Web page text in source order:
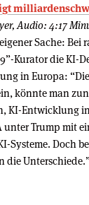
Audio: 4:17
Sache: Bei
Kurator die KI-
in Europa:
könnte man
KI-Entwicklung
unter Trump mit
Systeme. Doch
die